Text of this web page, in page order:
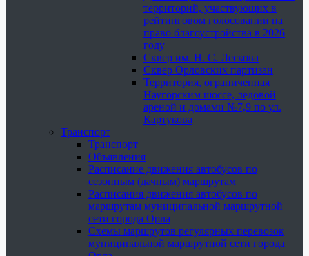
территорий, участвующих в
рейтинговом голосовании на
право благоустройства в 2026
году
Сквер им. Н. С. Лескова
Сквер Орловских партизан
Территория, ограниченная
Наугорским шоссе, ледовой
ареной и домами №7,9 по ул.
Картукова
Транспорт
Транспорт
Объявления
Расписание движения автобусов по
сезонным (дачным) маршрутам
Расписания движения автобусов по
маршрутам муниципальной маршрутной
сети города Орла
Схемы маршрутов регулярных перевозок
муниципальной маршрутной сети города